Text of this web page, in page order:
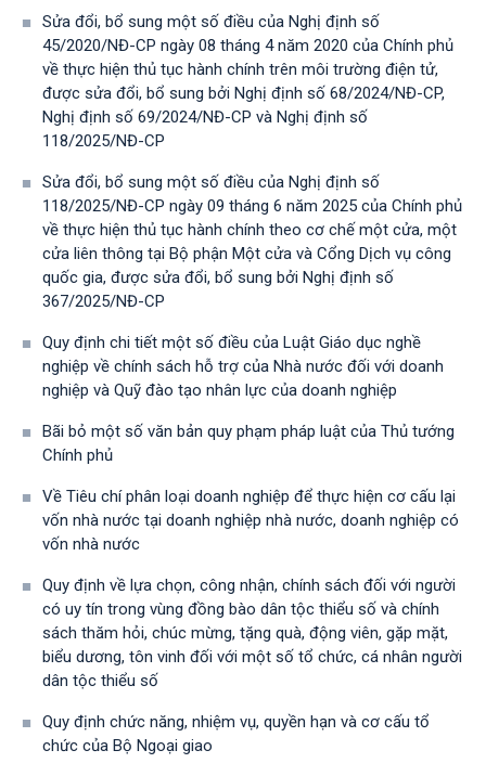
Sửa đổi, bổ sung một số điều của Nghị định số
45/2020/NĐ-CP ngày 08 tháng 4 năm 2020 của Chính phủ
về thực hiện thủ tục hành chính trên môi trường điện tử,
được sửa đổi, bổ sung bởi Nghị định số 68/2024/NĐ-CP,
Nghị định số 69/2024/NĐ-CP và Nghị định số
118/2025/NĐ-СР
Sửa đổi, bổ sung một số điều của Nghị định số
118/2025/NĐ-CP ngày 09 tháng 6 năm 2025 của Chính phủ
về thực hiện thủ tục hành chính theo cơ chế một cửa, một
cửa liên thông tại Bộ phận Một cửa và Cổng Dịch vụ công
quốc gia, được sửa đổi, bổ sung bởi Nghị định số
367/2025/NĐ-СР
Quy định chi tiết một số điều của Luật Giáo dục nghề
nghiệp về chính sách hỗ trợ của Nhà nước đối với doanh
nghiệp và Quỹ đào tạo nhân lực của doanh nghiệp
Bãi bỏ một số văn bản quy phạm pháp luật của Thủ tướng
Chính phủ
Về Tiêu chí phân loại doanh nghiệp để thực hiện cơ cấu lại
vốn nhà nước tại doanh nghiệp nhà nước, doanh nghiệp có
vốn nhà nước
Quy định về lựa chọn, công nhận, chính sách đối với người
có uy tín trong vùng đồng bào dân tộc thiểu số và chính
sách thăm hỏi, chúc mừng, tặng quà, động viên, gặp mặt,
biểu dương, tôn vinh đối với một số tổ chức, cá nhân người
dân tộc thiểu số
Quy định chức năng, nhiệm vụ, quyền hạn và cơ cấu tổ
chức của Bộ Ngoại giao